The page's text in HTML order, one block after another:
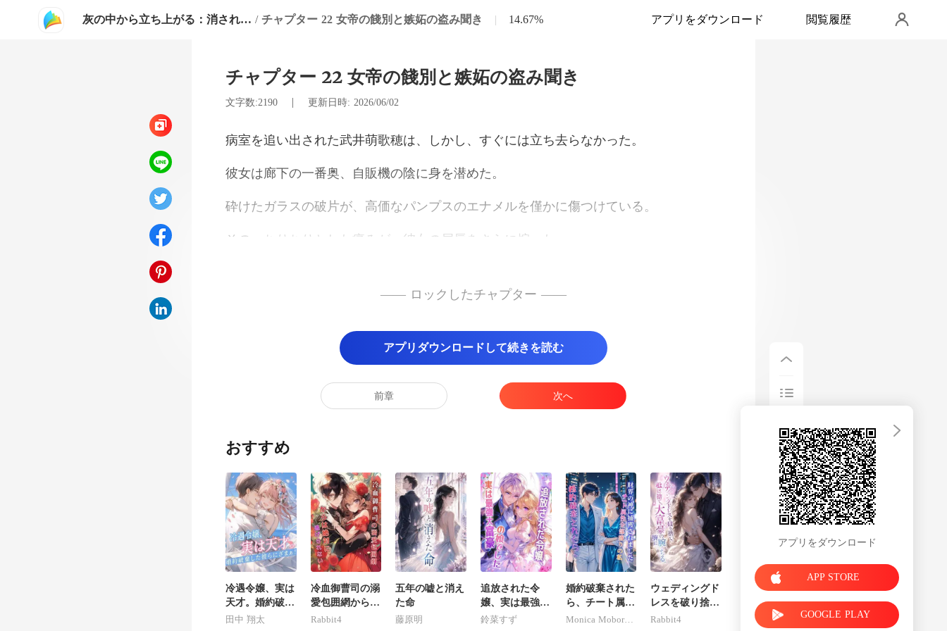
灰の中から立ち上がる：消された天才令嬢の帰還 / チャプター 22 女帝の餞別と嫉妬の盗み聞き | 14.67% アプリをダウンロード 閲覧履歴
チャプター 22 女帝の餞別と嫉妬の盗み聞き
文字数:2190 | 更新日時: 2026/06/02
萌歌穂は、しかし、すぐ
番奥、自販機の
高価なパンプスのエナメ
た痛みが、彼女の屈
さな保温ポットを手に持
、心からの安堵と喜
前で、深々と九
！ ようや
—— ロックしたチャプター ——
アプリダウンロードして続きを読む
前章 次へ
おすすめ
冷遇令嬢、実は
天才。婚約破棄
した彼らにざま
田中 翔太
冷血御曹司の溺
愛包囲網からは
絶対に逃げられ
Rabbit4
五年の嘘と消え
た命
藤原明
追放された令
嬢、実は最強大
富豪の娘でした
鈴菜すず
婚約破棄された
ら、チート属性
全部盛りの私が
Monica Moboreader
ウェディングド
レスを破り捨
て、私は大富豪
Rabbit4
アプリをダウンロード
APP STORE
GOOGLE PLAY